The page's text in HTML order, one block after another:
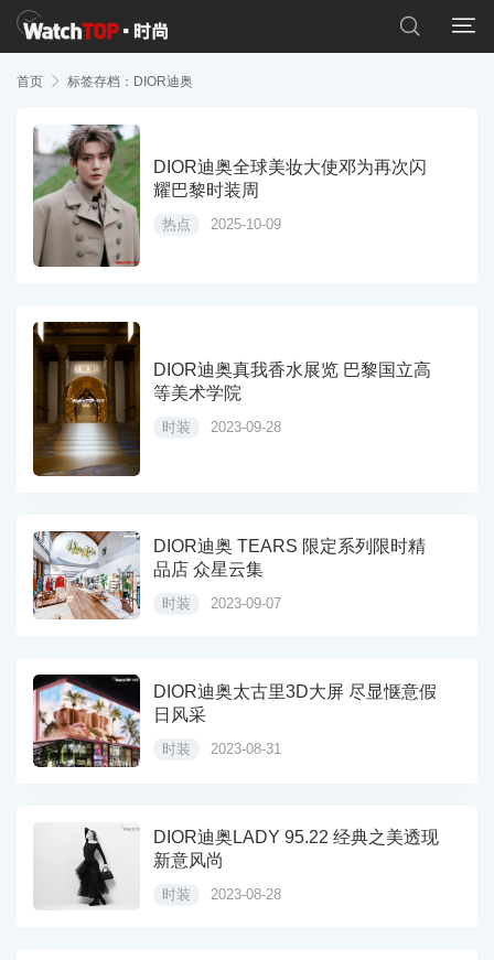


首页  标签存档：DIOR迪奥
DIOR迪奥全球美妆大使邓为再次闪
耀巴黎时装周
热点 2025-10-09
DIOR迪奥真我香水展览 巴黎国立高
等美术学院
时装 2023-09-28
DIOR迪奥 TEARS 限定系列限时精
品店 众星云集
时装 2023-09-07
DIOR迪奥太古里3D大屏 尽显惬意假
日风采
时装 2023-08-31
DIOR迪奥LADY 95.22 经典之美透现
新意风尚
时装 2023-08-28